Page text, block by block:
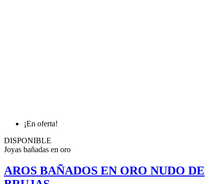
¡En oferta!
DISPONIBLE
Joyas bañadas en oro
AROS BAÑADOS EN ORO NUDO DE